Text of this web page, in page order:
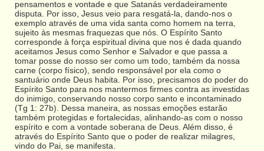
pensamentos e vontade e que Satanás verdadeiramente
disputa. Por isso, Jesus veio para resgatá-la, dando-nos o
exemplo através de uma vida santa como homem na terra,
sujeito às mesmas fraquezas que nós. O Espírito Santo
corresponde à força espiritual divina que nos é dada quando
aceitamos Jesus como Senhor e Salvador e que passa a
tomar posse do nosso ser como um todo, também da nossa
carne (corpo físico), sendo responsável por ela como o
santuário onde Deus habita. Por isso, precisamos do poder do
Espírito Santo para nos mantermos firmes contra as investidas
do inimigo, conservando nosso corpo santo e incontaminado
(Tg 1: 27b). Dessa maneira, as nossas emoções estarão
também protegidas e fortalecidas, alinhando-as com o nosso
espírito e com a vontade soberana de Deus. Além disso, é
através do Espírito Santo que o poder de realizar milagres,
vindo do Pai, se manifesta.